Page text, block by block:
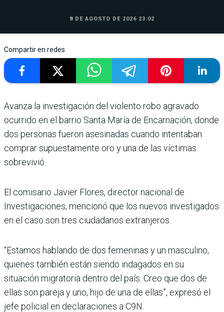
8 DE AGOSTO DE 2026 23:02
Compartir en redes
Avanza la investigación del violento robo agravado
ocurrido en el barrio Santa María de Encarnación, donde
dos personas fueron asesinadas cuando intentaban
comprar supuestamente oro y una de las víctimas
sobrevivió.
El comisario Javier Flores, director nacional de
Investigaciones, mencionó que los nuevos investigados
en el caso son tres ciudadanos extranjeros.
“Estamos hablando de dos femeninas y un masculino,
quienes también están siendo indagados en su
situación migratoria dentro del país. Creo que dos de
ellas son pareja y uno, hijo de una de ellas”, expresó el
jefe policial en declaraciones a C9N.